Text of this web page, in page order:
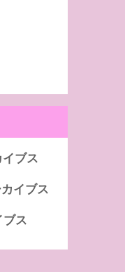
ブス
イブス
ス